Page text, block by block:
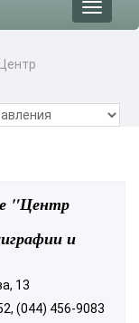
Toggle
"Центр
и
13
(044) 456-9083